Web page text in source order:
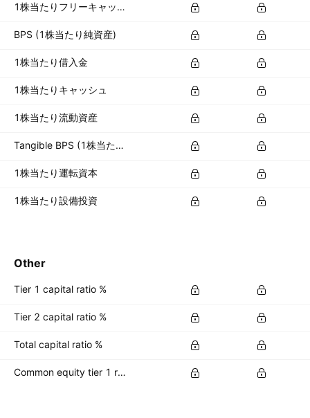
1株当たりフリーキャッシュフロー
BPS (1株当たり純資産)
1株当たり借入金
1株当たりキャッシュ
1株当たり流動資産
Tangible BPS (1株当たり有形資産)
1株当たり運転資本
1株当たり設備投資
Other
Tier 1 capital ratio %
Tier 2 capital ratio %
Total capital ratio %
Common equity tier 1 ratio %